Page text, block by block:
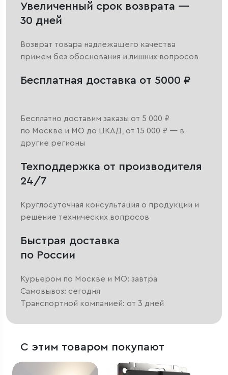
Увеличенный срок возврата —
30 дней
Возврат товара надлежащего качества
примем без обоснования и лишних вопросов
Бесплатная доставка от 5000 ₽
Бесплатно доставим заказы от 5 000 ₽
по Москве и МО до ЦКАД, от 15 000 ₽ — в
другие регионы
Техподдержка от производителя
24/7
Круглосуточная консультация о продукции и
решение технических вопросов
Быстрая доставка
по России
Курьером по Москве и МО: завтра
Самовывоз: сегодня
Транспортной компанией: от 3 дней
С этим товаром покупают